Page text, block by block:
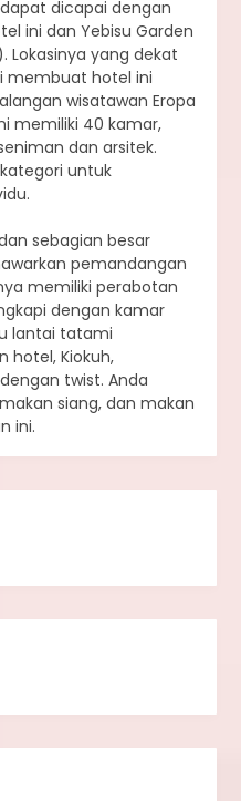
dicapai dengan
ini dan Yebisu Garden
Lokasinya yang dekat
membuat hotel ini
wisatawan Eropa
memiliki 40 kamar,
dan arsitek.
untuk
sebagian besar
pemandangan
memiliki perabotan
dengan kamar
lantai tatami
hotel, Kiokuh,
twist. Anda
siang, dan makan
ini.